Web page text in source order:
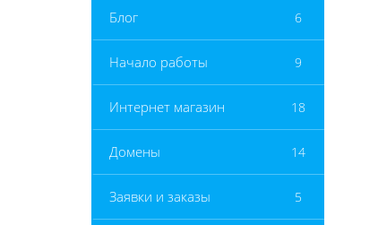
Блог 6
Начало работы 9
Интернет магазин 18
Домены 14
Заявки и заказы 5